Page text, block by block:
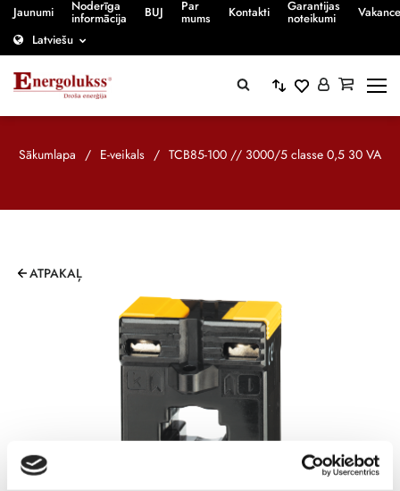
Jaunumi Noderīga
informācija BUJ Par
mums Kontakti Garantijas
noteikumi
Latviešu
Sākumlapa / E-veikals / TCB85-100 // 3000/5 classe 0,5 30 VA
ATPAKAĻ